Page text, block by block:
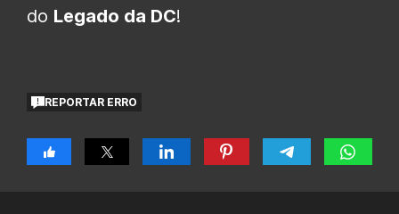
do Legado da DC!
REPORTAR ERRO